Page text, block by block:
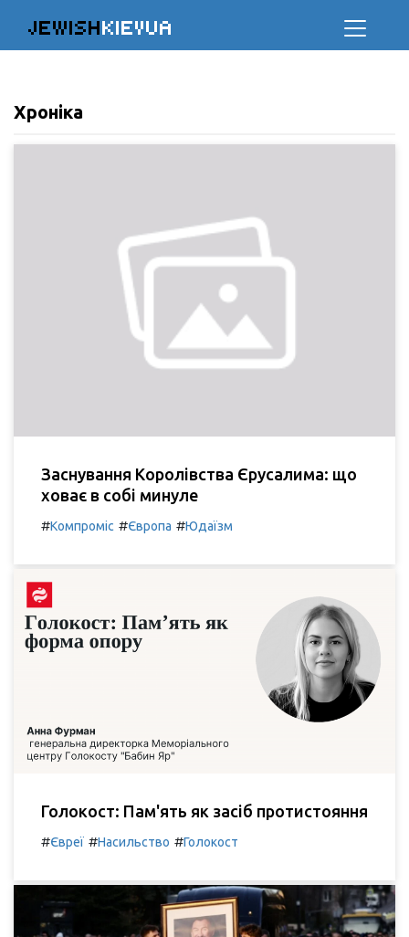
JEWISHKIEVUA
Хроніка
Заснування Королівства Єрусалима: що
ховає в собі минуле
#Компроміс #Європа #Юдаїзм
Голокост: Пам'ять як засіб протистояння
#Євреї #Насильство #Голокост